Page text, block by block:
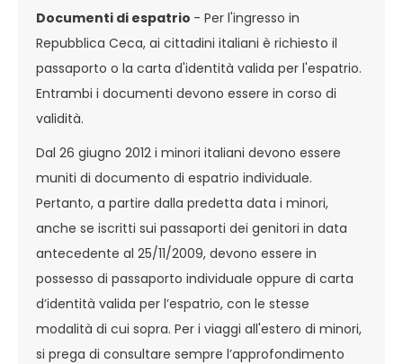
Documenti di espatrio - Per l'ingresso in
Repubblica Ceca, ai cittadini italiani è richiesto il
passaporto o la carta d'identità valida per l'espatrio.
Entrambi i documenti devono essere in corso di
validità.
Dal 26 giugno 2012 i minori italiani devono essere
muniti di documento di espatrio individuale.
Pertanto, a partire dalla predetta data i minori,
anche se iscritti sui passaporti dei genitori in data
antecedente al 25/11/2009, devono essere in
possesso di passaporto individuale oppure di carta
d’identità valida per l’espatrio, con le stesse
modalità di cui sopra. Per i viaggi all'estero di minori,
si prega di consultare sempre l’approfondimento